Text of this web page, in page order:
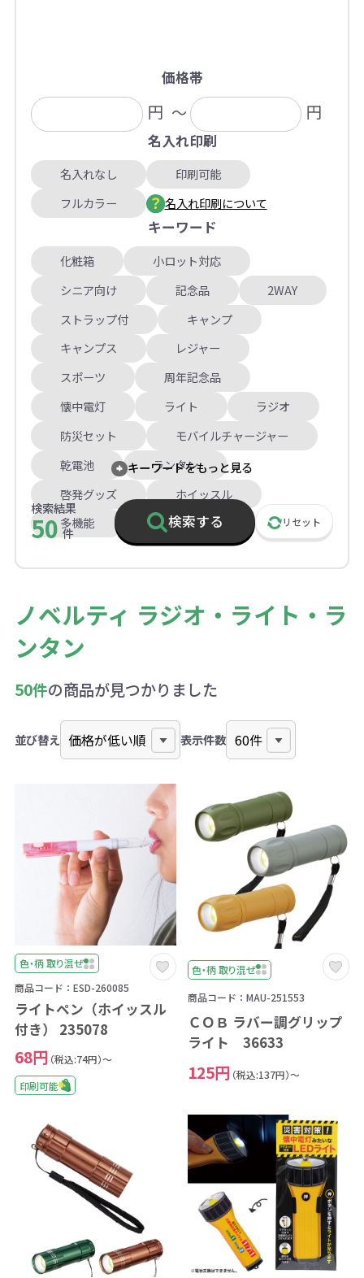
価格帯
円 ～ 円
名入れ印刷
名入れなし
印刷可能
フルカラー
名入れ印刷について
キーワード
化粧箱
小ロット対応
シニア向け
記念品
2WAY
ストラップ付
キャンプ
キャンプス
レジャー
スポーツ
周年記念品
懐中電灯
ライト
ラジオ
防災セット
モバイルチャージャー
乾電池
ランタン
啓発グッズ
ホイッスル
多機能
キーワードをもっと見る
検索結果
50 件
検索する リセット
ノベルティ ラジオ・ライト・ラ
ンタン
50件の商品が見つかりました
並び替え 表示件数
色・柄 取り混ぜ
商品コード：ESD-260085
ライトペン（ホイッスル
付き） 235078
68円 （税込:74円）～
印刷可能
色・柄 取り混ぜ
商品コード：MAU-251553
ＣＯＢ ラバー調グリップ
ライト 36633
125円 （税込:137円）～